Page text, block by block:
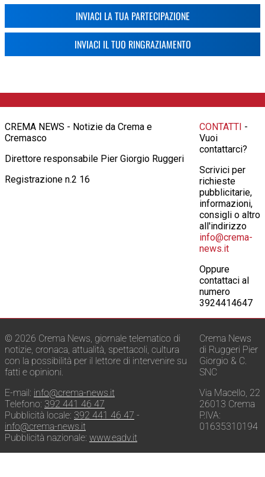
INVIACI LA TUA PARTECIPAZIONE
INVIACI IL TUO RINGRAZIAMENTO
CREMA NEWS - Notizie da Crema e
Cremasco
Direttore responsabile Pier Giorgio Ruggeri
Registrazione n.2 16
CONTATTI -
Vuoi
contattarci?
Scrivici per
richieste
pubblicitarie,
informazioni,
consigli o altro
all'indirizzo
info@crema-
news.it
Oppure
contattaci al
numero
3924414647
© 2026 Crema News, giornale telematico di
notizie, cronaca, attualità, spettacoli, cultura
con la possibilità per il lettore di intervenire su
fatti e opinioni.
E-mail: info@crema-news.it
Telefono: 392 441 46 47
Pubblicità locale: 392 441 46 47 -
info@crema-news.it
Pubblicità nazionale: www.eadv.it
Crema News
di Ruggeri Pier
Giorgio & C.
SNC
Via Macello, 22
26013 Crema
P.IVA:
01635310194